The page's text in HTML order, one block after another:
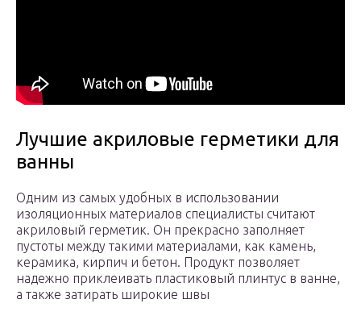
Лучшие акриловые герметики для
ванны
Одним из самых удобных в использовании
изоляционных материалов специалисты считают
акриловый герметик. Он прекрасно заполняет
пустоты между такими материалами, как камень,
керамика, кирпич и бетон. Продукт позволяет
надежно приклеивать пластиковый плинтус в ванне,
а также затирать широкие швы